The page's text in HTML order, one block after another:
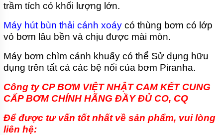
trầm tích có khối lượng lớn.
Máy hút bùn thải cánh xoáy có thùng bơm có lớp
vỏ bơm lâu bền và chịu được mài mòn.
Máy bơm chìm cánh khuấy có thể Sử dụng hữu
dụng trên tất cả các bệ nổi của bơm Piranha.
Công ty CP BƠM VIỆT NHẬT CAM KẾT CUNG
CẤP BƠM CHÍNH HÃNG ĐẦY ĐỦ CO, CQ
Để được tư vấn tốt nhất về sản phẩm, vui lòng
liên hệ: